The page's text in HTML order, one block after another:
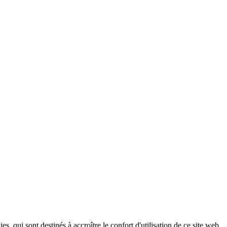
qui sont destinés à accroître le confort d'utilisation de ce site web,